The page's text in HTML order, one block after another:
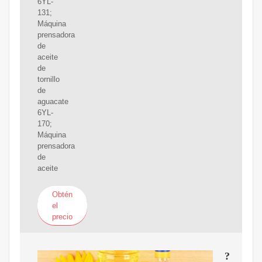
131;
Máquina
prensadora
de
aceite
de
tornillo
de
aguacate
6YL-
170;
Máquina
prensadora
de
aceite
Obtén
el
precio
?